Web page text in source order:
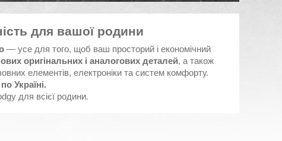
для вашої родини
— усе для того, щоб ваш просторий і економічний
оригінальних і аналогових деталей, а також
елементів, електроніки та систем комфорту.
Україні.
для всієї родини.